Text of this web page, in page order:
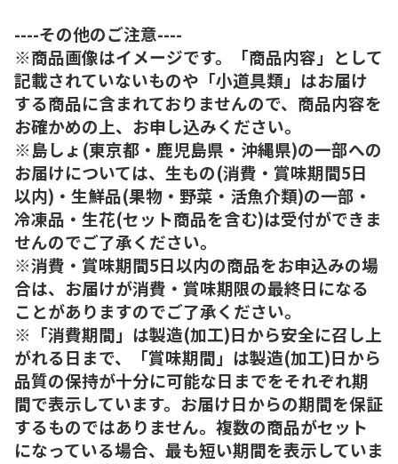
----その他のご注意----
※商品画像はイメージです。「商品内容」として
記載されていないものや「小道具類」はお届け
する商品に含まれておりませんので、商品内容を
お確かめの上、お申し込みください。
※島しょ(東京都・鹿児島県・沖縄県)の一部への
お届けについては、生もの(消費・賞味期間5日
以内)・生鮮品(果物・野菜・活魚介類)の一部・
冷凍品・生花(セット商品を含む)は受付ができま
せんのでご了承ください。
※消費・賞味期間5日以内の商品をお申込みの場
合は、お届けが消費・賞味期限の最終日になる
ことがありますのでご了承ください。
※「消費期間」は製造(加工)日から安全に召し上
がれる日まで、「賞味期間」は製造(加工)日から
品質の保持が十分に可能な日までをそれぞれ期
間で表示しています。お届け日からの期間を保証
するものではありません。複数の商品がセット
になっている場合、最も短い期間を表示していま